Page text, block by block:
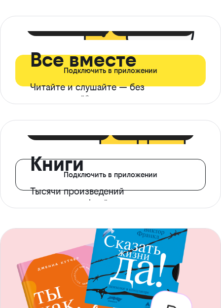
Все вместе
Читайте и слушайте — без
ограничений*
Подключить в приложении
Книги
Тысячи произведений
с доступом офлайн
Подключить в приложении